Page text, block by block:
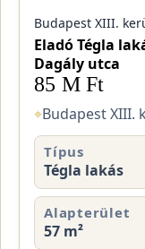
Budapest XIII.
Eladó Tégla
Dagály utca
85 M Ft
⌖Budapest XIII.
Típus
Tégla lakás
Alapterület
57 m²